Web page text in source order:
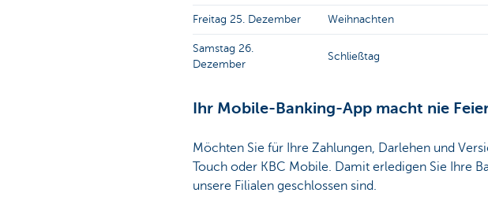
Freitag 25. Dezember Weihnachten
Samstag 26.
Dezember
Schließtag
Ihr Mobile-Banking-App macht nie
Möchten Sie für Ihre Zahlungen, Darlehen und
Touch oder KBC Mobile. Damit erledigen Sie Ihre
unsere Filialen geschlossen sind.